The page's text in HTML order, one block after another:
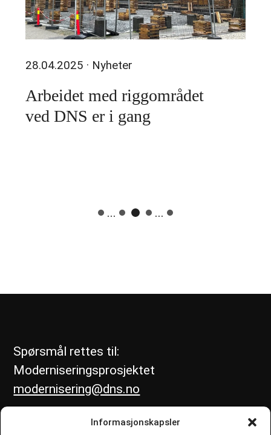
Informasjonskapsler
28.04.2025 · Nyheter
Arbeidet med riggområdet
ved DNS er i gang
... ...
Spørsmål rettes til:
Moderniseringsprosjektet
modernisering@dns.no